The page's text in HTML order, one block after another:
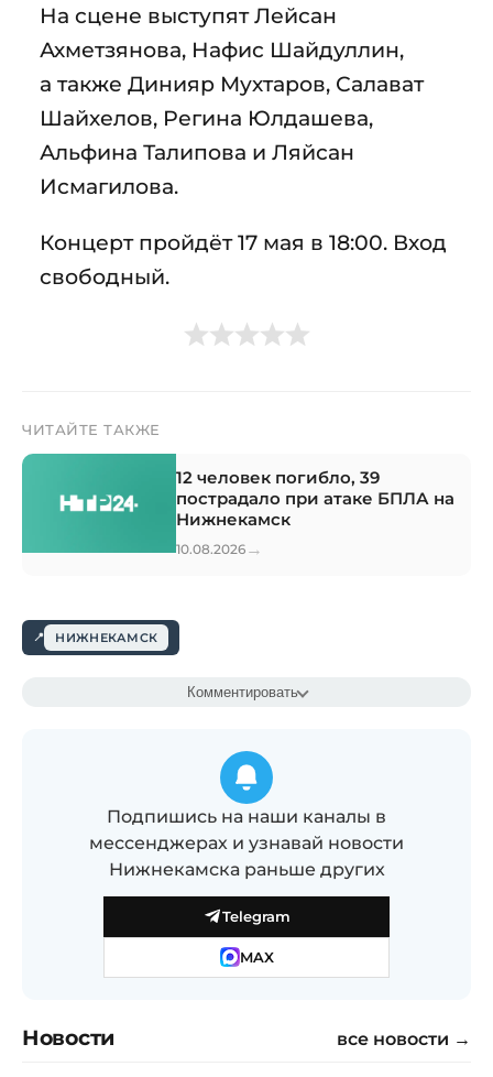
На сцене выступят Лейсан
Ахметзянова, Нафис Шайдуллин,
а также Динияр Мухтаров, Салават
Шайхелов, Регина Юлдашева,
Альфина Талипова и Ляйсан
Исмагилова.
Концерт пройдёт 17 мая в 18:00. Вход
свободный.
ЧИТАЙТЕ ТАКЖЕ
12 человек погибло, 39
пострадало при атаке БПЛА на
Нижнекамск
10.08.2026 →
НИЖНЕКАМСК
Комментировать
Подпишись на наши каналы в
мессенджерах и узнавай новости
Нижнекамска раньше других
Telegram
MAX
Новости все новости →